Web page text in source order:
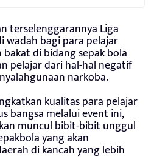
terselenggarannya Liga
wadah bagi para pelajar
di bidang sepak bola
pelajar dari hal-hal negatif
narkoba.
kualitas para pelajar
bangsa melalui event ini,
muncul bibit-bibit unggul
yang akan
di kancah yang lebih